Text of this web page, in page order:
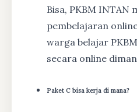
Bisa, PKBM INTAN
pembelajaran
warga belajar
secara online
Paket C bisa kerja di mana?